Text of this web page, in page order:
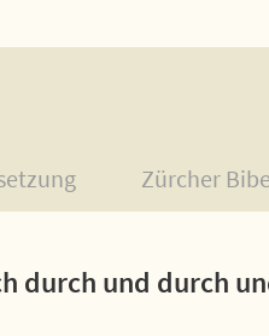
Zürcher
durch und durch